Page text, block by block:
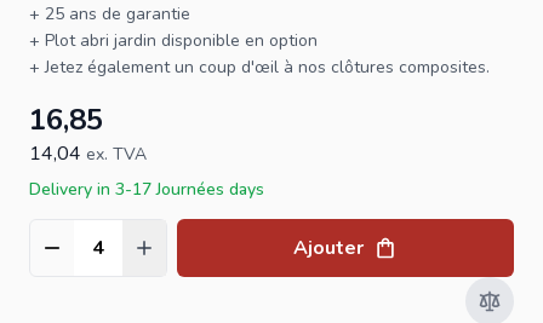
+ 25 ans de garantie
+ Plot abri jardin disponible en option
+ Jetez également un coup d'œil à nos clôtures composites.
16,85
14,04 ex. TVA
Delivery in 3-17 Journées days
Quantité Ajouter